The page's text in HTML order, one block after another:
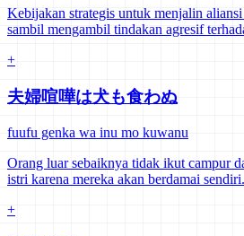
Kebijakan strategis untuk menjalin
sambil mengambil tindakan agresif
+
夫婦喧嘩は犬も食わぬ
fuufu genka wa inu mo kuwanu
Orang luar sebaiknya tidak ikut campur
istri karena mereka akan berdamai sendiri.
+